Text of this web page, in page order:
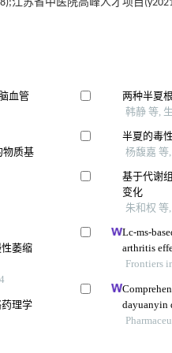
江苏省中医院高峰人才项目